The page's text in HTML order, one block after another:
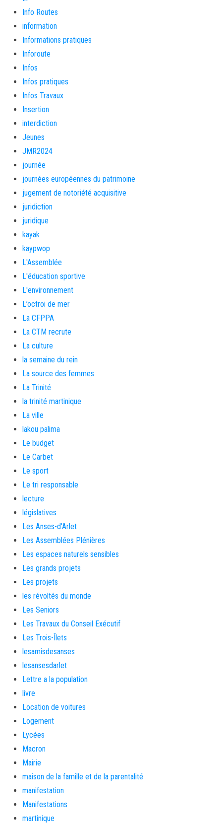
Info Routes
information
Informations pratiques
Inforoute
Infos
Infos pratiques
Infos Travaux
Insertion
interdiction
Jeunes
JMR2024
journée
journées européennes du patrimoine
jugement de notoriété acquisitive
juridiction
juridique
kayak
kaypwop
L'Assemblée
L'éducation sportive
L'environnement
L’octroi de mer
La CFPPA
La CTM recrute
La culture
la semaine du rein
La source des femmes
La Trinité
la trinité martinique
La ville
lakou palima
Le budget
Le Carbet
Le sport
Le tri responsable
lecture
législatives
Les Anses-d'Arlet
Les Assemblées Plénières
Les espaces naturels sensibles
Les grands projets
Les projets
les révoltés du monde
Les Seniors
Les Travaux du Conseil Exécutif
Les Trois-Îlets
lesamisdesanses
lesansesdarlet
Lettre a la population
livre
Location de voitures
Logement
Lycées
Macron
Mairie
maison de la famille et de la parentalité
manifestation
Manifestations
martinique